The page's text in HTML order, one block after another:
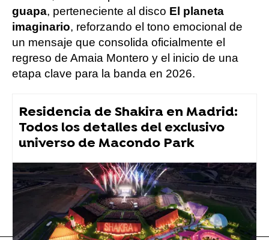
guapa, perteneciente al disco El planeta
imaginario, reforzando el tono emocional de
un mensaje que consolida oficialmente el
regreso de Amaia Montero y el inicio de una
etapa clave para la banda en 2026.
Residencia de Shakira en Madrid:
Todos los detalles del exclusivo
universo de Macondo Park
Amaia Montero
Flooxer Now » Música